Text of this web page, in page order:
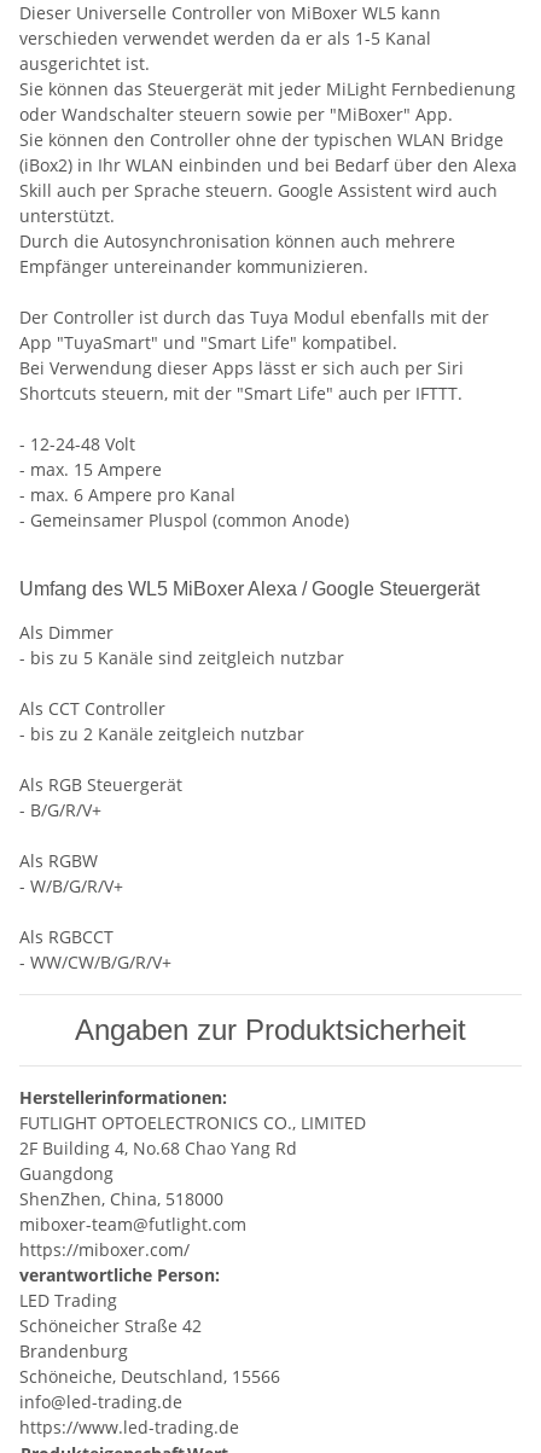
Dieser Universelle Controller von MiBoxer WL5 kann
verschieden verwendet werden da er als 1-5 Kanal
ausgerichtet ist.
Sie können das Steuergerät mit jeder MiLight Fernbedienung
oder Wandschalter steuern sowie per "MiBoxer" App.
Sie können den Controller ohne der typischen WLAN Bridge
(iBox2) in Ihr WLAN einbinden und bei Bedarf über den Alexa
Skill auch per Sprache steuern. Google Assistent wird auch
unterstützt.
Durch die Autosynchronisation können auch mehrere
Empfänger untereinander kommunizieren.
Der Controller ist durch das Tuya Modul ebenfalls mit der
App "TuyaSmart" und "Smart Life" kompatibel.
Bei Verwendung dieser Apps lässt er sich auch per Siri
Shortcuts steuern, mit der "Smart Life" auch per IFTTT.
- 12-24-48 Volt
- max. 15 Ampere
- max. 6 Ampere pro Kanal
- Gemeinsamer Pluspol (common Anode)
Umfang des WL5 MiBoxer Alexa / Google Steuergerät
Als Dimmer
- bis zu 5 Kanäle sind zeitgleich nutzbar
Als CCT Controller
- bis zu 2 Kanäle zeitgleich nutzbar
Als RGB Steuergerät
- B/G/R/V+
Als RGBW
- W/B/G/R/V+
Als RGBCCT
- WW/CW/B/G/R/V+
Angaben zur Produktsicherheit
Herstellerinformationen:
FUTLIGHT OPTOELECTRONICS CO., LIMITED
2F Building 4, No.68 Chao Yang Rd
Guangdong
ShenZhen, China, 518000
miboxer-team@futlight.com
https://miboxer.com/
verantwortliche Person:
LED Trading
Schöneicher Straße 42
Brandenburg
Schöneiche, Deutschland, 15566
info@led-trading.de
https://www.led-trading.de